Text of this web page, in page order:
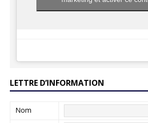
LETTRE D’INFORMATION
Nom